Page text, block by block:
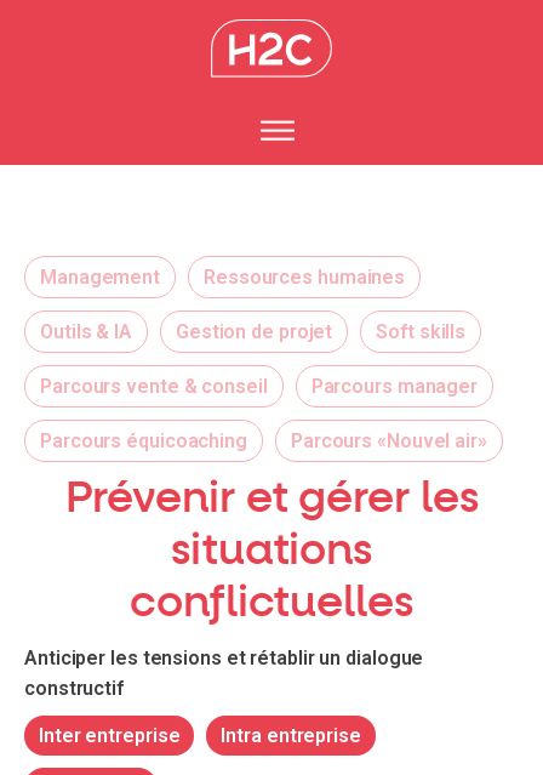
Management Ressources humaines
Outils & IA Gestion de projet Soft skills
Parcours vente & conseil Parcours manager
Parcours équicoaching Parcours «Nouvel air»
Prévenir et gérer les
situations
conflictuelles
Anticiper les tensions et rétablir un dialogue
constructif
Inter entreprise Intra entreprise